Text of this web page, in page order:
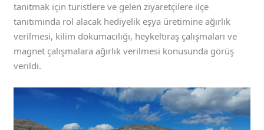
tanıtmak için turistlere ve gelen ziyaretçilere ilçe
tanıtımında rol alacak hediyelik eşya üretimine ağırlık
verilmesi, kilim dokumacılığı, heykeltıraş çalışmaları ve
magnet çalışmalara ağırlık verilmesi konusunda görüş
verildi.